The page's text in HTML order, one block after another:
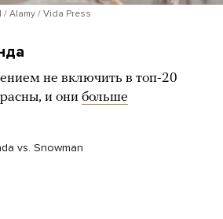
Alamy / Vida Press
не включить в топ-20
и они больше
vs. Snowman